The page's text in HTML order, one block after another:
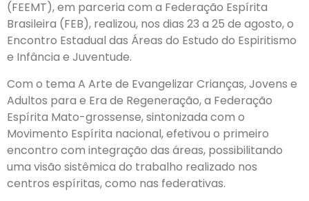
(FEEMT), em parceria com a Federação Espírita
Brasileira (FEB), realizou, nos dias 23 a 25 de agosto, o
Encontro Estadual das Áreas do Estudo do Espiritismo
e Infância e Juventude.
Com o tema A Arte de Evangelizar Crianças, Jovens e
Adultos para e Era de Regeneração, a Federação
Espírita Mato-grossense, sintonizada com o
Movimento Espírita nacional, efetivou o primeiro
encontro com integração das áreas, possibilitando
uma visão sistêmica do trabalho realizado nos
centros espíritas, como nas federativas.